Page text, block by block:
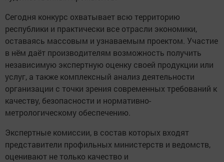
Сегодня конкурс охватывает всю территорию
республики и практически все отрасли экономики,
оставаясь массовым и узнаваемым проектом. Участие
в нём даёт производителям возможность получить
независимую экспертную оценку своей продукции или
услуг, а также комплексный анализ деятельности
организации с точки зрения современных требований к
качеству, безопасности и нормативно-
метрологическому обеспечению.
Экспертные комиссии, в состав которых входят
представители профильных министерств и ведомств,
оценивают не только качество и